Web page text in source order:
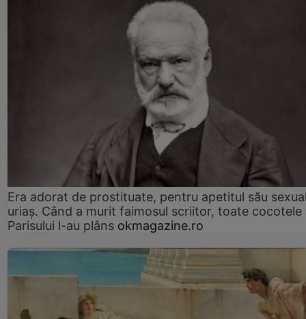
Era adorat de prostituate, pentru apetitul său
uriaș. Când a murit faimosul scriitor, toate cocotele
Parisului l-au plâns okmagazine.ro